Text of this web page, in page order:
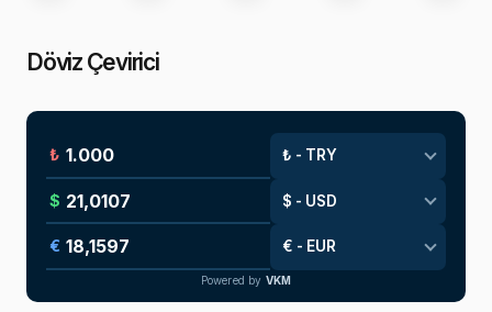
Döviz Çevirici
₺
$
€
Powered by VKM